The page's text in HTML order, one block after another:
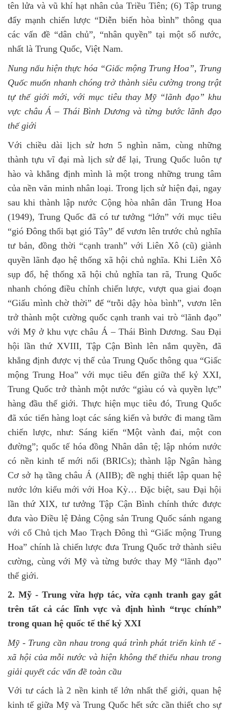
tên lửa và vũ khí hạt nhân của Triều Tiên; (6) Tập trung
đẩy mạnh chiến lược “Diễn biến hòa bình” thông qua
các vấn đề “dân chủ”, “nhân quyền” tại một số nước,
nhất là Trung Quốc, Việt Nam.
Nung nấu hiện thực hóa “Giấc mộng Trung Hoa”, Trung
Quốc muốn nhanh chóng trở thành siêu cường trong trật
tự thế giới mới, với mục tiêu thay Mỹ “lãnh đạo” khu
vực châu Á – Thái Bình Dương và từng bước lãnh đạo
thế giới
Với chiều dài lịch sử hơn 5 nghìn năm, cùng những
thành tựu vĩ đại mà lịch sử để lại, Trung Quốc luôn tự
hào và khẳng định mình là một trong những trung tâm
của nền văn minh nhân loại. Trong lịch sử hiện đại, ngay
sau khi thành lập nước Cộng hòa nhân dân Trung Hoa
(1949), Trung Quốc đã có tư tưởng “lớn” với mục tiêu
“gió Đông thổi bạt gió Tây” để vươn lên trước chủ nghĩa
tư bản, đồng thời “cạnh tranh” với Liên Xô (cũ) giành
quyền lãnh đạo hệ thống xã hội chủ nghĩa. Khi Liên Xô
sụp đổ, hệ thống xã hội chủ nghĩa tan rã, Trung Quốc
nhanh chóng điều chỉnh chiến lược, vượt qua giai đoạn
“Giấu mình chờ thời” để “trỗi dậy hòa bình”, vươn lên
trở thành một cường quốc cạnh tranh vai trò “lãnh đạo”
với Mỹ ở khu vực châu Á – Thái Bình Dương. Sau Đại
hội lần thứ XVIII, Tập Cận Bình lên nắm quyền, đã
khẳng định được vị thế của Trung Quốc thông qua “Giấc
mộng Trung Hoa” với mục tiêu đến giữa thế kỷ XXI,
Trung Quốc trở thành một nước “giàu có và quyền lực”
hàng đầu thế giới. Thực hiện mục tiêu đó, Trung Quốc
đã xúc tiến hàng loạt các sáng kiến và bước đi mang tầm
chiến lược, như: Sáng kiến “Một vành đai, một con
đường”; quốc tế hóa đồng Nhân dân tệ; lập nhóm nước
có nền kinh tế mới nổi (BRICs); thành lập Ngân hàng
Cơ sở hạ tầng châu Á (AIIB); đề nghị thiết lập quan hệ
nước lớn kiểu mới với Hoa Kỳ… Đặc biệt, sau Đại hội
lần thứ XIX, tư tưởng Tập Cận Bình chính thức được
đưa vào Điều lệ Đảng Cộng sản Trung Quốc sánh ngang
với cố Chủ tịch Mao Trạch Đông thì “Giấc mộng Trung
Hoa” chính là chiến lược đưa Trung Quốc trở thành siêu
cường, cùng với Mỹ và từng bước thay Mỹ “lãnh đạo”
thế giới.
2. Mỹ - Trung vừa hợp tác, vừa cạnh tranh gay gắt
trên tất cả các lĩnh vực và định hình “trục chính”
trong quan hệ quốc tế thế kỷ XXI
Mỹ - Trung cần nhau trong quá trình phát triển kinh tế -
xã hội của mỗi nước và hiện không thể thiếu nhau trong
giải quyết các vấn đề toàn cầu
Với tư cách là 2 nền kinh tế lớn nhất thế giới, quan hệ
kinh tế giữa Mỹ và Trung Quốc hết sức cần thiết cho sự